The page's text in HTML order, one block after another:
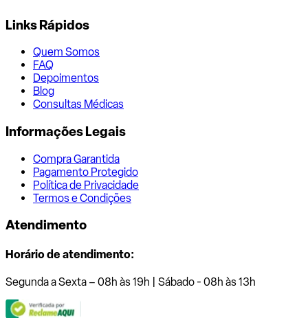
Links Rápidos
Quem Somos
FAQ
Depoimentos
Blog
Consultas Médicas
Informações Legais
Compra Garantida
Pagamento Protegido
Política de Privacidade
Termos e Condições
Atendimento
Horário de atendimento:
Segunda a Sexta – 08h às 19h | Sábado - 08h às 13h